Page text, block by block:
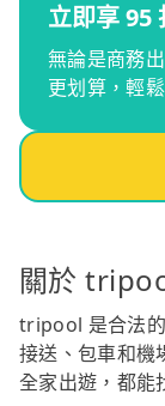
立即享 95
無論是商務
更划算，輕
關於
tripool 是合法
接送、包車和機
全家出遊，都能